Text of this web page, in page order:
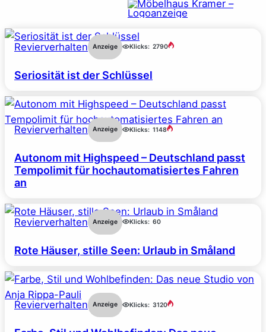
Revierverhalten Anzeige Klicks: 2790
Seriosität ist der Schlüssel
Revierverhalten Anzeige Klicks: 1148
Autonom mit Highspeed – Deutschland passt
Tempolimit für hochautomatisiertes Fahren
an
Revierverhalten Anzeige Klicks: 60
Rote Häuser, stille Seen: Urlaub in Småland
Revierverhalten Anzeige Klicks: 3120